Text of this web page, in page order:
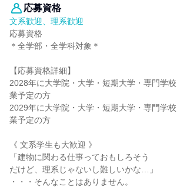
応募資格
文系歓迎、理系歓迎
応募資格
＊全学部・全学科対象＊
【応募資格詳細】
2028年に大学院・大学・短期大学・専門学
業予定の方
2029年に大学院・大学・短期大学・専門学
業予定の方
《 文系学生も大歓迎 》
「建物に関わる仕事っておもしろそう
だけど、理系じゃないし難しいかな…」
・・・そんなことはありません。